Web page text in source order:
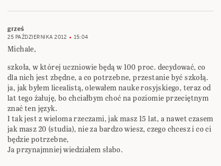
grześ
25 PAŹDZIERNIKA 2012 15:04
Michale,
szkoła, w której uczniowie będą w 100 proc. decydować, co
dla nich jest zbędne, a co potrzebne, przestanie być szkołą.
ja, jak byłem licealistą, olewałem nauke rosyjskiego, teraz od
lat tego żałuję, bo chciałbym choć na poziomie przeciętnym
znać ten język.
I tak jest z wieloma rzeczami, jak masz 15 lat, a nawet czasem
jak masz 20 (studia), nie za bardzo wiesz, czego chcesz i co ci
będzie potrzebne,
Ja przynajmniej wiedziałem słabo.